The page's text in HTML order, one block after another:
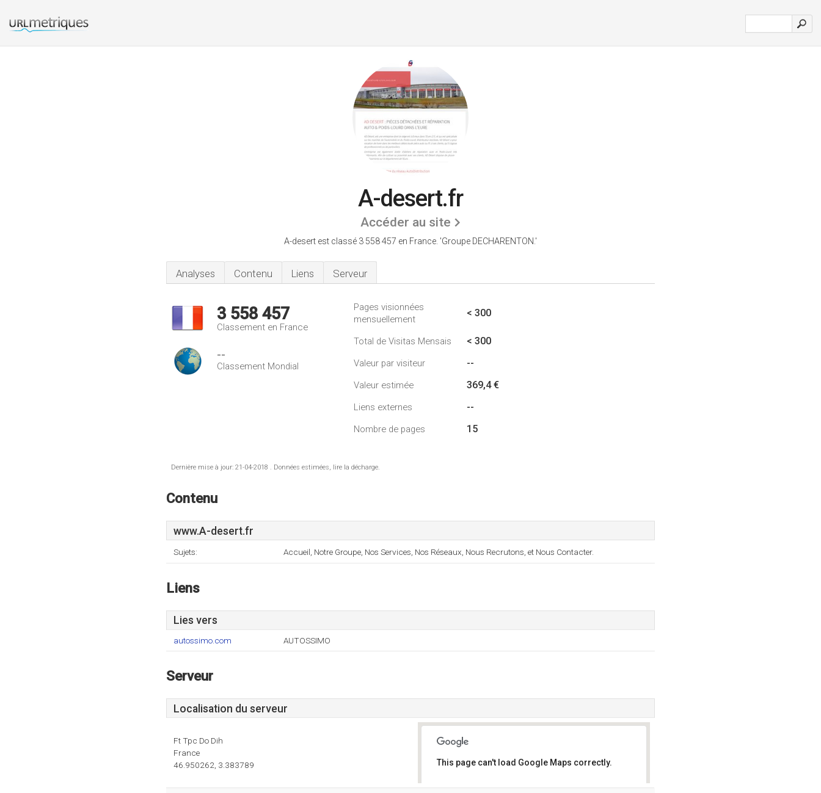
A-desert.fr
Accéder au site
A-desert est classé 3 558 457 en France. 'Groupe DECHARENTON.'
Analyses Contenu Liens Serveur
3 558 457
Classement en France
--
Classement Mondial
Pages visionnées
mensuellement
< 300
Total de Visitas Mensais < 300
Valeur par visiteur --
Valeur estimée 369,4 €
Liens externes --
Nombre de pages 15
Dernière mise à jour: 21-04-2018 . Données estimées, lire la décharge.
Contenu
www.A-desert.fr
Sujets: Accueil, Notre Groupe, Nos Services, Nos Réseaux, Nous Recrutons, et Nous Contacter.
Liens
Lies vers
autossimo.com AUTOSSIMO
Serveur
Localisation du serveur
Ft Tpc Do Dih
France
46.950262, 3.383789
This page can't load Google Maps correctly.